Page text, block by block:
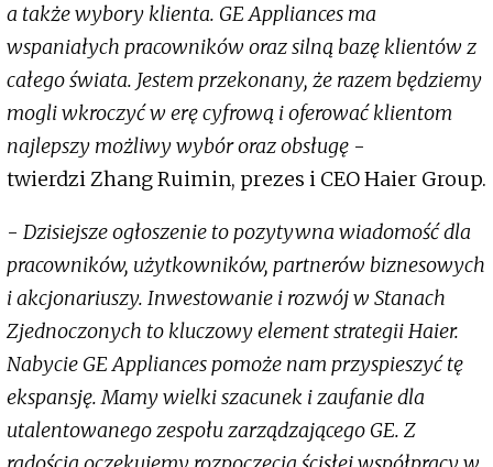
a także wybory klienta. GE Appliances ma
wspaniałych pracowników oraz silną bazę klientów z
całego świata. Jestem przekonany, że razem będziemy
mogli wkroczyć w erę cyfrową i oferować klientom
najlepszy możliwy wybór oraz obsługę -
twierdzi Zhang Ruimin, prezes i CEO Haier Group.
- Dzisiejsze ogłoszenie to pozytywna wiadomość dla
pracowników, użytkowników, partnerów biznesowych
i akcjonariuszy. Inwestowanie i rozwój w Stanach
Zjednoczonych to kluczowy element strategii Haier.
Nabycie GE Appliances pomoże nam przyspieszyć tę
ekspansję. Mamy wielki szacunek i zaufanie dla
utalentowanego zespołu zarządzającego GE. Z